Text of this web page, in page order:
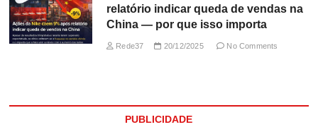
relatório indicar queda de vendas na
China — por que isso importa
Rede37 20/12/2025 No Comments
PUBLICIDADE